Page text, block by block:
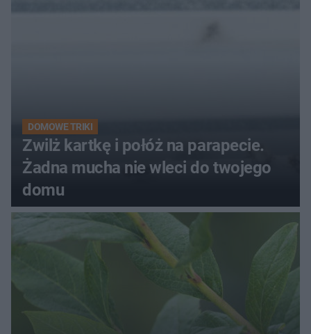
DOMOWE TRIKI
Zwilż kartkę i połóż na parapecie.
Żadna mucha nie wleci do twojego
domu